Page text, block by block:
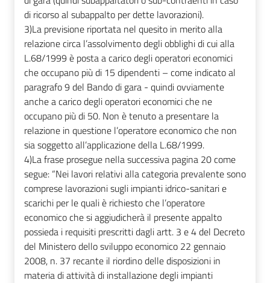
di ricorso al subappalto per dette lavorazioni).
3)La previsione riportata nel quesito in merito alla
relazione circa l’assolvimento degli obblighi di cui alla
L.68/1999 è posta a carico degli operatori economici
che occupano più di 15 dipendenti – come indicato al
paragrafo 9 del Bando di gara - quindi ovviamente
anche a carico degli operatori economici che ne
occupano più di 50. Non è tenuto a presentare la
relazione in questione l’operatore economico che non
sia soggetto all’applicazione della L.68/1999.
4)La frase prosegue nella successiva pagina 20 come
segue: “Nei lavori relativi alla categoria prevalente sono
comprese lavorazioni sugli impianti idrico-sanitari e
scarichi per le quali è richiesto che l’operatore
economico che si aggiudicherà il presente appalto
possieda i requisiti prescritti dagli artt. 3 e 4 del Decreto
del Ministero dello sviluppo economico 22 gennaio
2008, n. 37 recante il riordino delle disposizioni in
materia di attività di installazione degli impianti